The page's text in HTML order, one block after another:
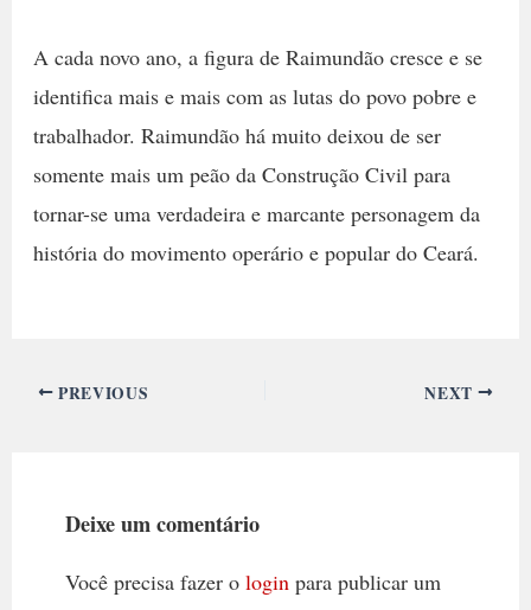
A cada novo ano, a figura de Raimundão cresce e se
identifica mais e mais com as lutas do povo pobre e
trabalhador. Raimundão há muito deixou de ser
somente mais um peão da Construção Civil para
tornar-se uma verdadeira e marcante personagem da
história do movimento operário e popular do Ceará.
PREVIOUS NEXT
Deixe um comentário
Você precisa fazer o loginpara publicar um